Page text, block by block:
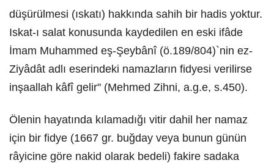
düşürülmesi (ıskatı) hakkında sahih bir hadis yoktur.
Iskat-ı salat konusunda kaydedilen en eski ifâde
İmam Muhammed eş-Şeybânî (ö.189/804)`nin ez-
Ziyâdât adlı eserindeki namazların fidyesi verilirse
inşaallah kâfî gelir" (Mehmed Zihni, a.g.e, s.450).
Ölenin hayatında kılamadığı vitir dahil her namaz
için bir fidye (1667 gr. buğday veya bunun günün
râyicine göre nakid olarak bedeli) fakire sadaka